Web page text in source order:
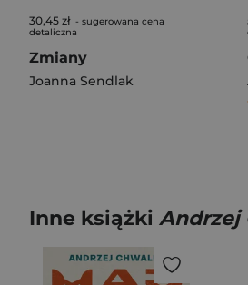
30,45 zł - sugerowana cena
detaliczna
Zmiany
Joanna Sendlak
Inne książki Andrzej